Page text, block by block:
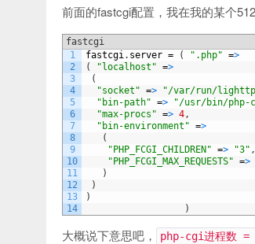
前面的fastcgi配置，我在我的某个
fastcgi
1
2
3
4
5
6
7
8
9
10
11
12
13
14
fastcgi. server = ( ".php" =>
(
"localhost" =>
(
"socket" => "/var/run/
"bin-path" => "/usr/bin/php-
"max-procs" => 4,
"bin-environment" =>
(
"PHP_FCGI_CHILDREN" => "3" ,
"PHP_FCGI_MAX_REQUESTS" =>
)
)
)
)
大概说下意思吧， php-cgi进程数 =